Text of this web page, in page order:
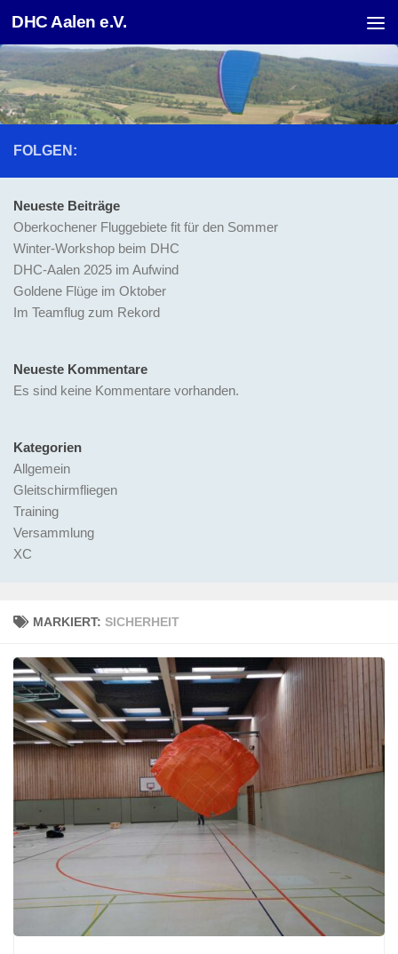
Unter dem Inhalt
DHC Aalen e.V.
MARKIERT: SICHERHEIT
FOLGEN:
Neueste Beiträge
Oberkochener Fluggebiete fit für den Sommer
Winter-Workshop beim DHC
DHC-Aalen 2025 im Aufwind
Goldene Flüge im Oktober
Im Teamflug zum Rekord
Neueste Kommentare
Es sind keine Kommentare vorhanden.
Kategorien
Allgemein
Gleitschirmfliegen
Training
Versammlung
XC